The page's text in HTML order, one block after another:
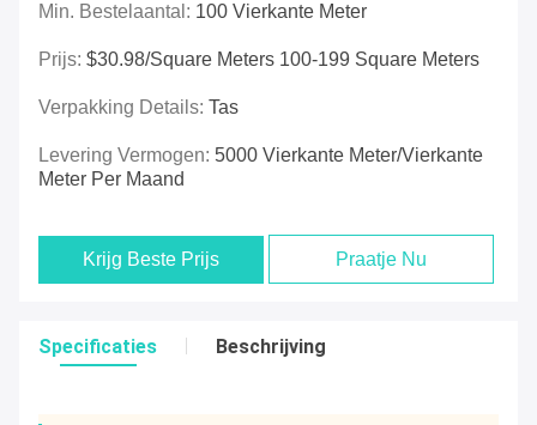
Min. Bestelaantal: 100 Vierkante Meter
Prijs: $30.98/square Meters 100-199 Square Meters
Verpakking Details: Tas
Levering Vermogen: 5000 Vierkante Meter/vierkante
Meter Per Maand
Krijg Beste Prijs Praatje Nu
Specificaties Beschrijving